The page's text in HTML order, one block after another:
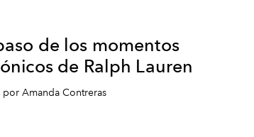
de los momentos
de Ralph Lauren
por Amanda Contreras